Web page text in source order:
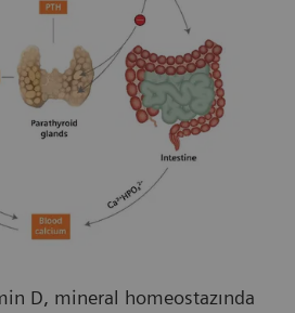
D, mineral homeostazında